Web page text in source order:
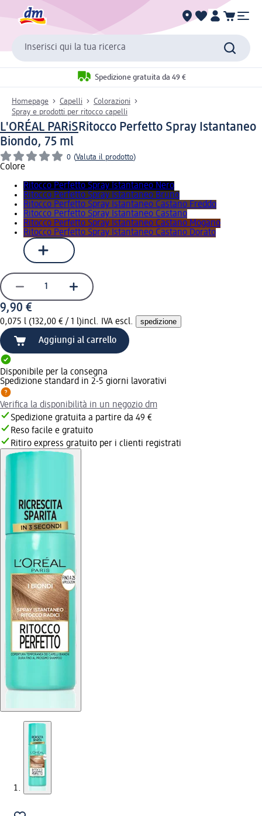
Inserisci qui la tua ricerca
Spedizione gratuita da 49 €
Homepage Capelli
Colorazioni
Spray e prodotti per ritocco capelli
L'ORÉAL PARiSRitocco Perfetto Spray Istantaneo
Biondo, 75 ml
0 (Valuta il prodotto)
Colore
Ritocco Perfetto Spray Istantaneo Nero
Ritocco Perfetto Spray Istantaneo Bruno
Ritocco Perfetto Spray Istantaneo Castano Freddo
Ritocco Perfetto Spray Istantaneo Castano
Ritocco Perfetto Spray Istantaneo Castano Mogano
Ritocco Perfetto Spray Istantaneo Castano Dorato
9,90 €
0,075 l (132,00 € / 1 l)incl. IVA escl. spedizione
Aggiungi al carrello
Disponibile per la consegna
Spedizione standard in 2-5 giorni lavorativi
Verifica la disponibilità in un negozio dm
Spedizione gratuita a partire da 49 €
Reso facile e gratuito
Ritiro express gratuito per i clienti registrati